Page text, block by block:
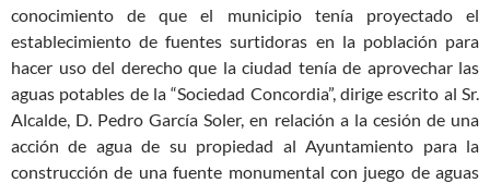
conocimiento de que el municipio tenía proyectado el
establecimiento de fuentes surtidoras en la población para
hacer uso del derecho que la ciudad tenía de aprovechar las
aguas potables de la “Sociedad Concordia”, dirige escrito al Sr.
Alcalde, D. Pedro García Soler, en relación a la cesión de una
acción de agua de su propiedad al Ayuntamiento para la
construcción de una fuente monumental con juego de aguas